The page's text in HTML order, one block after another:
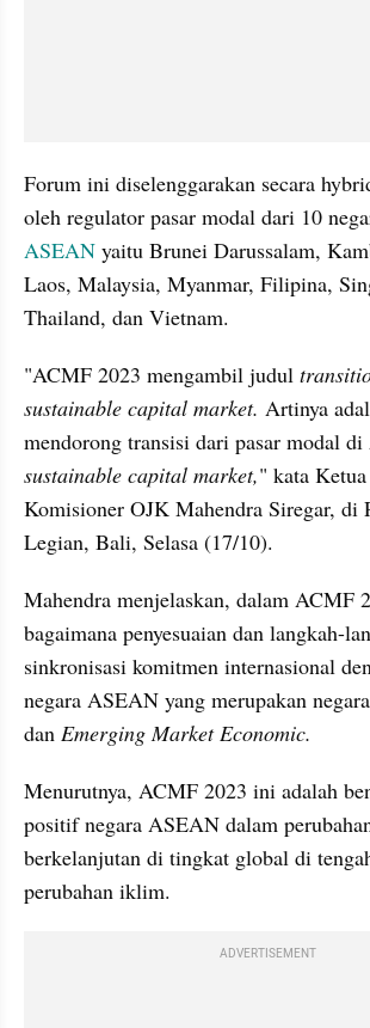
Forum ini diselenggarakan secara
ASEAN yaitu Brunei Darussalam,
Laos, Malaysia, Myanmar, Filipina,
Thailand, dan Vietnam.
"ACMF 2023 mengambil judul
sustainable capital market. Artinya
sustainable capital market," kata
Komisioner OJK Mahendra Siregar, di
Legian, Bali, Selasa (17/10).
Mahendra menjelaskan, dalam ACMF
bagaimana penyesuaian dan langkah-
sinkronisasi komitmen internasional
negara ASEAN yang merupakan
dan Emerging Market Economic.
Menurutnya, ACMF 2023 ini adalah
positif negara ASEAN dalam
berkelanjutan di tingkat global di
perubahan iklim.
ADVERTISEMENT